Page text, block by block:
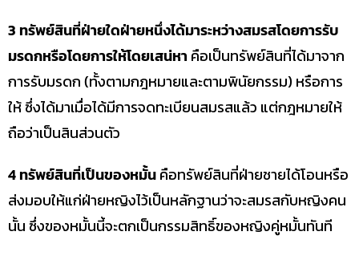
3 ทรัพย์สินที่ฝ่ายใดฝ่ายหนึ่งได้มาระหว่างสมรสโดยการรับ
มรดกหรือโดยการให้โดยเสน่หา คือเป็นทรัพย์สินที่ได้มาจาก
การรับมรดก (ทั้งตามกฎหมายและตามพินัยกรรม) หรือการ
ให้ ซึ่งได้มาเมื่อได้มีการจดทะเบียนสมรสแล้ว แต่กฎหมายให้
ถือว่าเป็นสินส่วนตัว
4 ทรัพย์สินที่เป็นของหมั้นคือทรัพย์สินที่ฝ่ายชายได้โอนหรือ
ส่งมอบให้แก่ฝ่ายหญิงไว้เป็นหลักฐานว่าจะสมรสกับหญิงคน
นั้น ซึ่งของหมั้นนี้จะตกเป็นกรรมสิทธิ์ของหญิงคู่หมั้นทันที